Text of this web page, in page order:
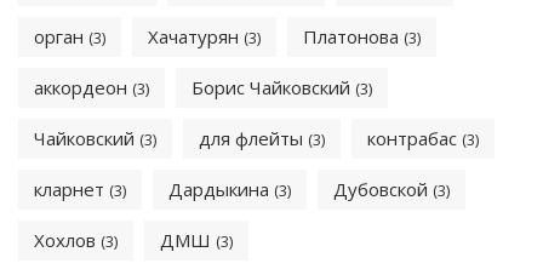
орган (3) Хачатурян (3) Платонова (3)
аккордеон (3) Борис Чайковский (3)
Чайковский (3) для флейты (3) контрабас (3)
кларнет (3) Дардыкина (3) Дубовской (3)
Хохлов (3) ДМШ (3)